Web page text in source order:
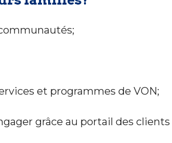
et programmes de VON;
grâce au portail des